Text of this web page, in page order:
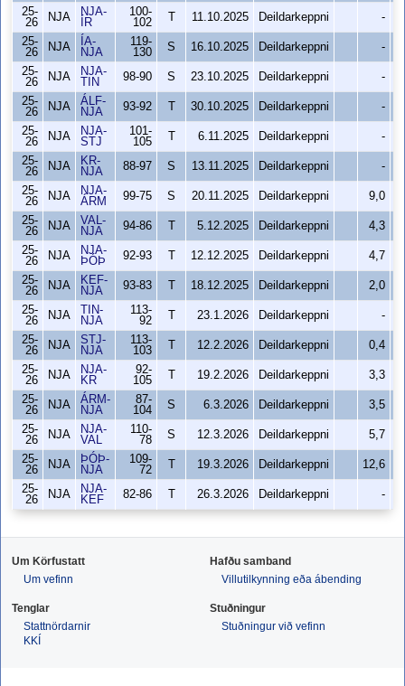
25-
26
NJA
NJA-
ÍR
100-
102
11.10.2025 Deildarkeppni
-
25-
26
NJA
ÍA-
NJA
119-
130
S 16.10.2025 Deildarkeppni
-
25-
26
NJA
NJA-
TIN
98-90 S 23.10.2025 Deildarkeppni
-
25-
26
NJA
ÁLF-
NJA
93-92 30.10.2025 Deildarkeppni
-
25-
26
NJA
NJA-
STJ
101-
105
6.11.2025 Deildarkeppni
-
25-
26
NJA
KR-
NJA
88-97 S 13.11.2025 Deildarkeppni
-
25-
26
NJA
NJA-
ÁRM
99-75 S 20.11.2025 Deildarkeppni
9,0
25-
26
NJA
VAL-
NJA
94-86 5.12.2025 Deildarkeppni
4,3
25-
26
NJA
NJA-
ÞÓÞ
92-93 12.12.2025 Deildarkeppni
4,7
25-
26
NJA
KEF-
NJA
93-83 18.12.2025 Deildarkeppni
2,0
25-
26
NJA
TIN-
NJA
113-
92
23.1.2026 Deildarkeppni
-
25-
26
NJA
STJ-
NJA
113-
103
12.2.2026 Deildarkeppni
0,4
25-
26
NJA
NJA-
KR
92-
105
19.2.2026 Deildarkeppni
3,3
25-
26
NJA
ÁRM-
NJA
87-
104
S 6.3.2026 Deildarkeppni
3,5
25-
26
NJA
NJA-
VAL
110-
78
S 12.3.2026 Deildarkeppni
5,7
25-
26
NJA
ÞÓÞ-
NJA
109-
72
19.3.2026 Deildarkeppni
12,6
25-
26
NJA
NJA-
KEF
82-86 26.3.2026 Deildarkeppni -
Um Körfustatt
Um vefinn
Hafðu samband
Villutilkynning eða ábending
Tenglar
Stattnördarnir
KKÍ
Stuðningur
Stuðningur við vefinn